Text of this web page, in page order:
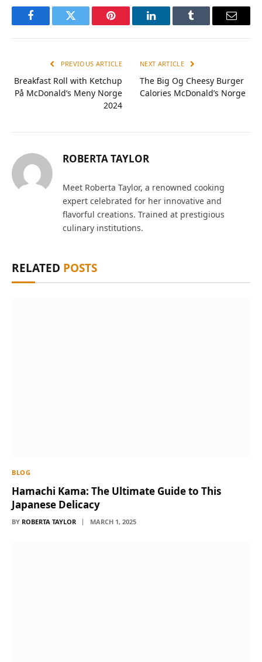
FacebookTwitter Pinterest LinkedInTumblr Email
PREVIOUS ARTICLE
Breakfast Roll with Ketchup
På McDonald’s Meny Norge
2024
NEXT ARTICLE
The Big Og Cheesy Burger
Calories McDonald’s Norge
ROBERTA TAYLOR
Meet Roberta Taylor, a renowned cooking
expert celebrated for her innovative and
flavorful creations. Trained at prestigious
culinary institutions.
RELATED POSTS
BLOG
Hamachi Kama: The Ultimate Guide to This
Japanese Delicacy
BY ROBERTA TAYLOR MARCH 1, 2025